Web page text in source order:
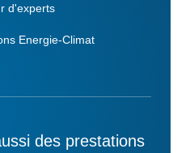
d'experts
Energie-Climat
des prestations